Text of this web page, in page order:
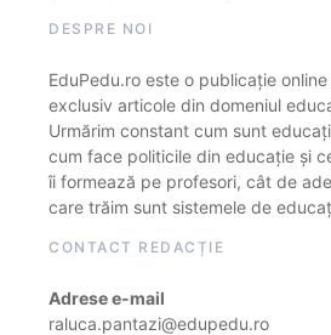
DESPRE NOI
EduPedu.ro este o publicație
exclusiv articole din domeniul
Urmărim constant cum sunt
cum face politicile din educație și
îi formează pe profesori, cât de
care trăim sunt sistemele de
CONTACT REDACȚIE
Adrese e-mail
raluca.pantazi@edupedu.ro